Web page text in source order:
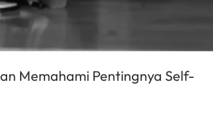
Memahami Pentingnya Self-